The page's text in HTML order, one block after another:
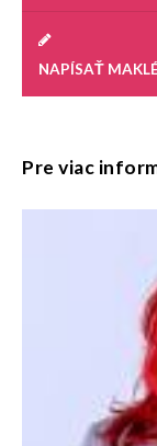
NAPÍSAŤ
Pre viac